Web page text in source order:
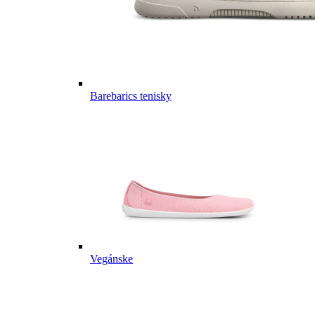
Barebarics tenisky
Vegánske